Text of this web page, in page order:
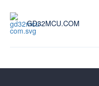
GD32MCU.COM